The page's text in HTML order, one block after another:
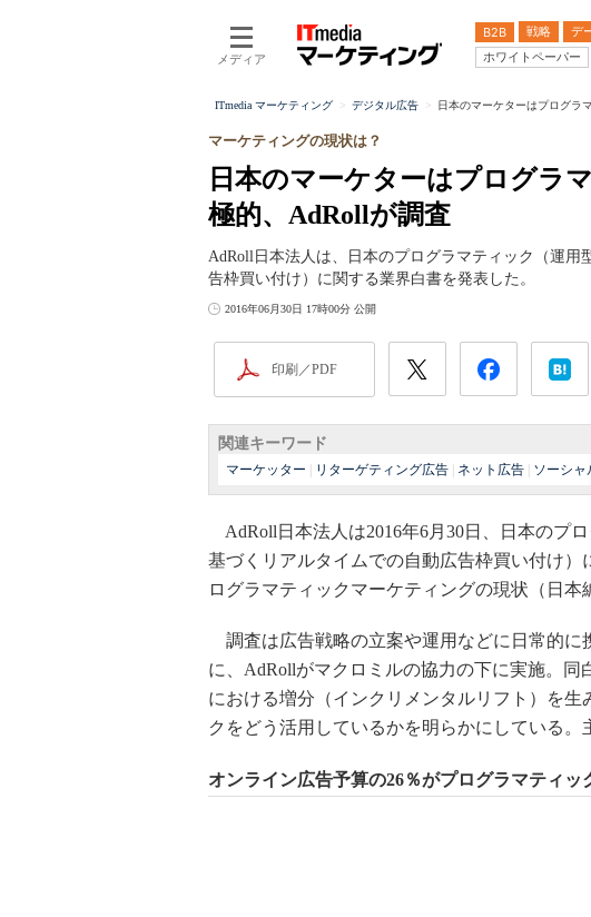
メディア
B2B 戦略 デ
ホワイトペーパー
ITmedia マーケティング デジタル広告 日本のマーケターはプログラ
日本のマーケターはプログラ
極的、AdRollが調査
マーケティングの現状は？
AdRoll日本法人は、日本のプログラマティック（運
告枠買い付け）に関する業界白書を発表した。
2016年06月30日 17時00分 公開
印刷／PDF
関連キーワード
マーケッター リターゲティング広告 ネット広告 ソーシャ
AdRoll日本法人は2016年6月30日、日本のプ
基づくリアルタイムでの自動広告枠買い付け）
ログラマティックマーケティングの現状（日本
調査は広告戦略の立案や運用などに日常的に
に、AdRollがマクロミルの協力の下に実施。
における増分（インクリメンタルリフト）を
クをどう活用しているかを明らかにしている。
オンライン広告予算の26％がプログラマティッ